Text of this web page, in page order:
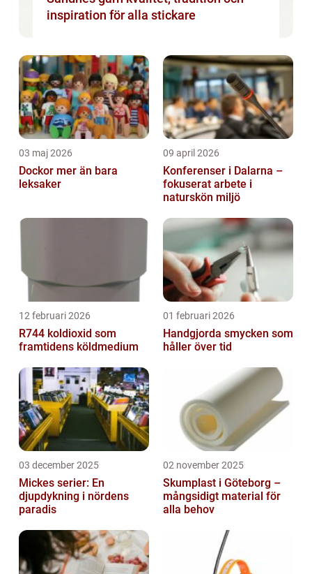
inspiration för alla stickare
03 maj 2026
Dockor mer än bara
leksaker
09 april 2026
Konferenser i Dalarna –
fokuserat arbete i
naturskön miljö
12 februari 2026
R744 koldioxid som
framtidens köldmedium
01 februari 2026
Handgjorda smycken som
håller över tid
03 december 2025
Mickes serier: En
djupdykning i nördens
paradis
02 november 2025
Skumplast i Göteborg –
mångsidigt material för
alla behov